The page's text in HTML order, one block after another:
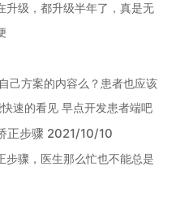
升级，都升级半年了，真是无
己方案的内容么？患者也应该
速的看见 早点开发患者端吧
正步骤 2021/10/10
步骤，医生那么忙也不能总是